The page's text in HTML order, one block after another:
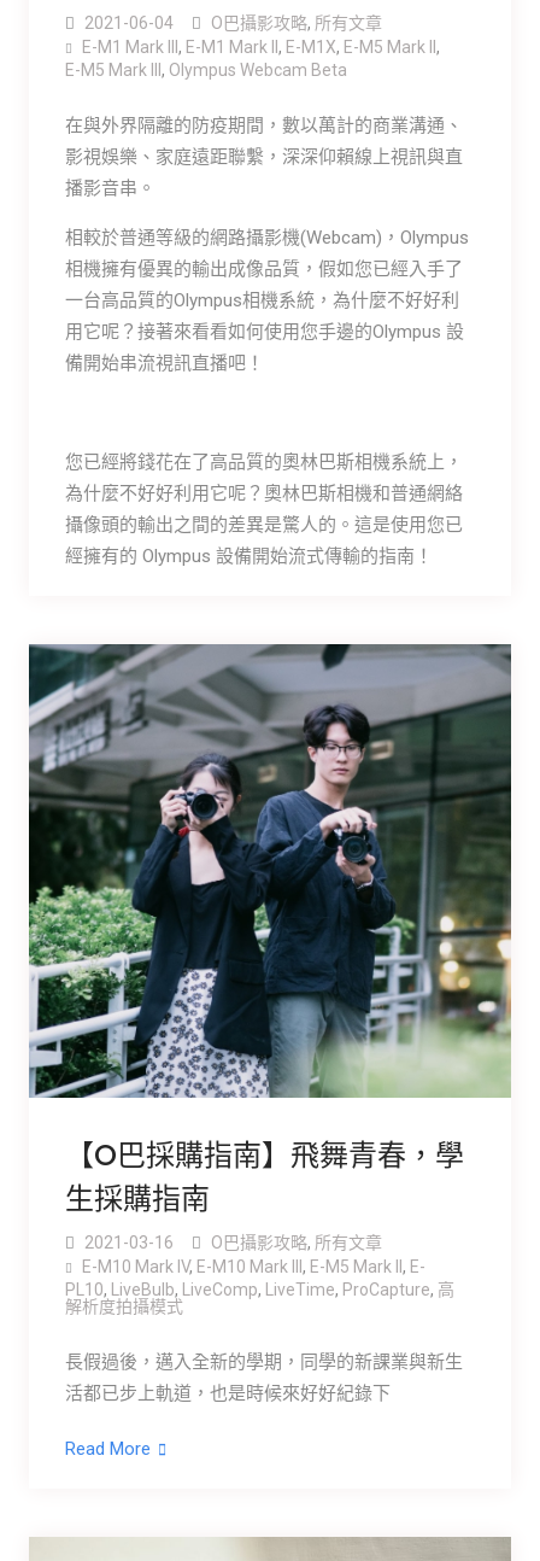
2021-06-04 O巴攝影攻略, 所有文章
E-M1 Mark III , E-M1 Mark ll , E-M1X, E-M5 Mark ll ,
E-M5 Mark lll , Olympus Webcam Beta
在與外界隔離的防疫期間，數以萬計的商業溝通、
影視娛樂、家庭遠距聯繫，深深仰賴線上視訊與直
播影音串。
相較於普通等級的網路攝影機(Webcam)，Olympus
相機擁有優異的輸出成像品質，假如您已經入手了
一台高品質的Olympus相機系統，為什麼不好好利
用它呢？接著來看看如何使用您手邊的Olympus 設
備開始串流視訊直播吧！
您已經將錢花在了高品質的奧林巴斯相機系統上，
為什麼不好好利用它呢？奧林巴斯相機和普通網絡
攝像頭的輸出之間的差異是驚人的。這是使用您已
經擁有的 Olympus 設備開始流式傳輸的指南！
【O巴採購指南】飛舞青春，學
生採購指南
2021-03-16 O巴攝影攻略, 所有文章
E-M10 Mark IV, E-M10 Mark lll , E-M5 Mark ll , E-
PL10, LiveBulb, LiveComp, LiveTime, ProCapture, 高
解析度拍攝模式
長假過後，邁入全新的學期，同學的新課業與新生
活都已步上軌道，也是時候來好好紀錄下
Read More